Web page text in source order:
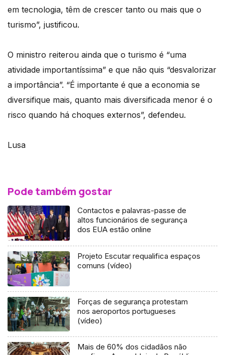
em tecnologia, têm de crescer tanto ou mais que o
turismo”, justificou.
O ministro reiterou ainda que o turismo é “uma
atividade importantíssima” e que não quis “desvalorizar
a importância”. “É importante é que a economia se
diversifique mais, quanto mais diversificada menor é o
risco quando há choques externos”, defendeu.
Lusa
Pode também gostar
Contactos e palavras-passe de
altos funcionários de segurança
dos EUA estão online
Projeto Escutar requalifica espaços
comuns (vídeo)
Forças de segurança protestam
nos aeroportos portugueses
(vídeo)
Mais de 60% dos cidadãos não